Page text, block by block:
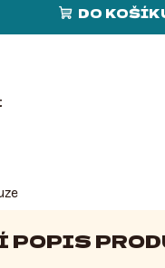
DO
POPIS